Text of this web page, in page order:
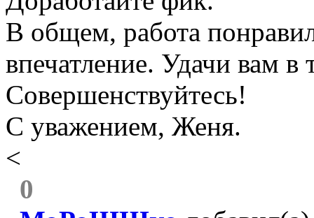
В общем, работа
впечатление. Удачи вам в
Совершенствуйтесь!
С уважением, Женя.
<
0